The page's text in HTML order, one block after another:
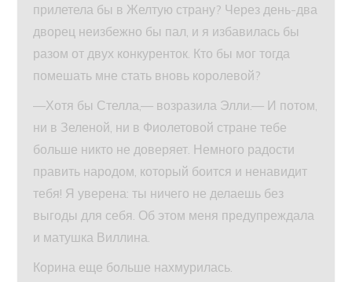
прилетела бы в Желтую страну? Через день-два
дворец неизбежно бы пал, и я избавилась бы
разом от двух конкуренток. Кто бы мог тогда
помешать мне стать вновь королевой?
—Хотя бы Стелла,— возразила Элли.— И потом,
ни в Зеленой, ни в Фиолетовой стране тебе
больше никто не доверяет. Немного радости
править народом, который боится и ненавидит
тебя! Я уверена: ты ничего не делаешь без
выгоды для себя. Об этом меня предупреждала
и матушка Виллина.
Корина еще больше нахмурилась.